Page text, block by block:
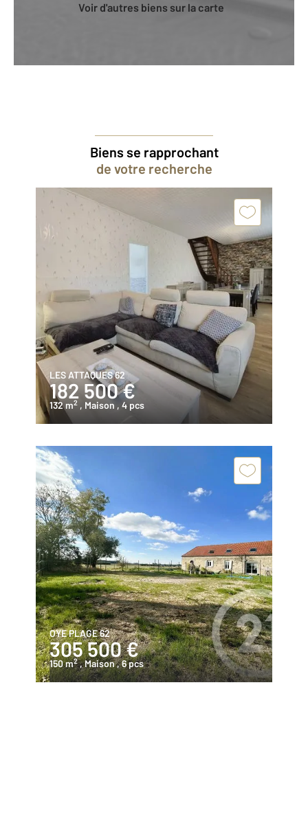
Voir d'autres biens sur la carte
Biens se rapprochant
de votre recherche
LES ATTAQUES 62
182 500 €
132 m2 , Maison , 4 pcs
OYE PLAGE 62
305 500 €
150 m2 , Maison, 6 pcs